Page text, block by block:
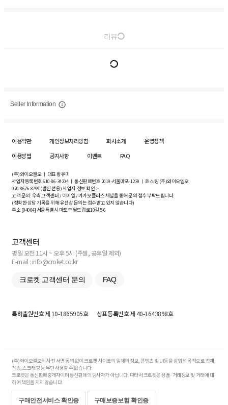
리뷰
Seller Information
이용약관 개인정보처리방침 회사소개
운영정책
이용방법
공지사항 이벤트 FAQ
(주)와이오엘오 ㅣ 대표 황유미
사업자등록번호610-86-34204ㅣ 통신판매번호 2019-서울마포-1239 ㅣ 호스팅 (주)와이오엘오
070-8676-8799 (발신 전용)사업자 정보 확인 >
고객 문의: 우측 고객센터 / 이메일 / 카카오플러스 채널을 통해 문의 접수 부탁드립니다.
(정확한 상담 기록을 위해 유선상 문의는 접수받고 있지 않습니다)
주소 [04004] 서울특별시 마포구 월드컵로10길5-6
고객센터
평일 오전 11시 ~ 오후 5시 (주말, 공휴일 제외)
E-mail : info@croket.co.kr
크로켓 고객센터 문의 FAQ
특허출원번호제 10-1865905호 상표등록번호제 40-1643898호
(주)와이오엘오의 사전 서면 동의 없이 크로켓 사이트의 일체의 정보, 콘텐츠 및 UI등을 상업적 목적으로 전재,
전송, 스크래핑 등 무단 사용할 수 없습니다.
크로켓은 통신판매중개자이며 통신판매의 당사자가 아닙니다. 따라서 크로켓은 상품·거래정보 및 거래에 대
하여 책임을 지지 않습니다.
구매안전서비스 확인증 구매보증보험 확인증